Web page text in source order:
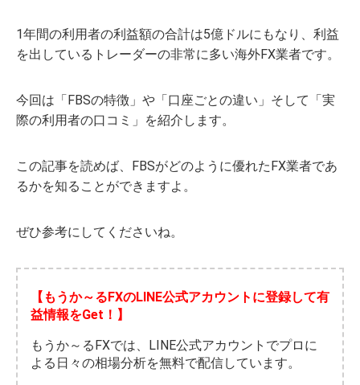
1年間の利用者の利益額の合計は5億ドルにもなり、利益
を出しているトレーダーの非常に多い海外FX業者です。
今回は「FBSの特徴」や「口座ごとの違い」そして「実
際の利用者の口コミ」を紹介します。
この記事を読めば、FBSがどのように優れたFX業者であ
るかを知ることができますよ。
ぜひ参考にしてくださいね。
【もうか～るFXのLINE公式アカウントに登録して有
益情報をGet！】
もうか～るFXでは、LINE公式アカウントでプロに
よる日々の相場分析を無料で配信しています。